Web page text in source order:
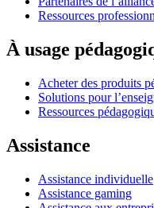
Ressources
À usage
Acheter des produits
Solutions pour
Ressources
Assistance
Assistance individuelle
Assistance gaming